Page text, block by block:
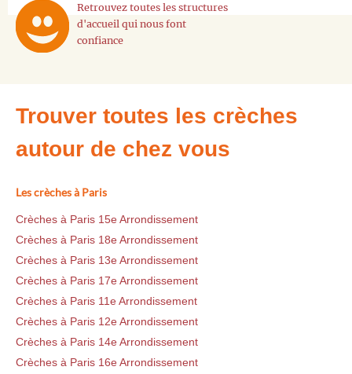
Retrouvez toutes les structures
d'accueil qui nous font
confiance
Trouver toutes les crèches
autour de chez vous
Les crèches à Paris
Crèches à Paris 15e Arrondissement
Crèches à Paris 18e Arrondissement
Crèches à Paris 13e Arrondissement
Crèches à Paris 17e Arrondissement
Crèches à Paris 11e Arrondissement
Crèches à Paris 12e Arrondissement
Crèches à Paris 14e Arrondissement
Crèches à Paris 16e Arrondissement